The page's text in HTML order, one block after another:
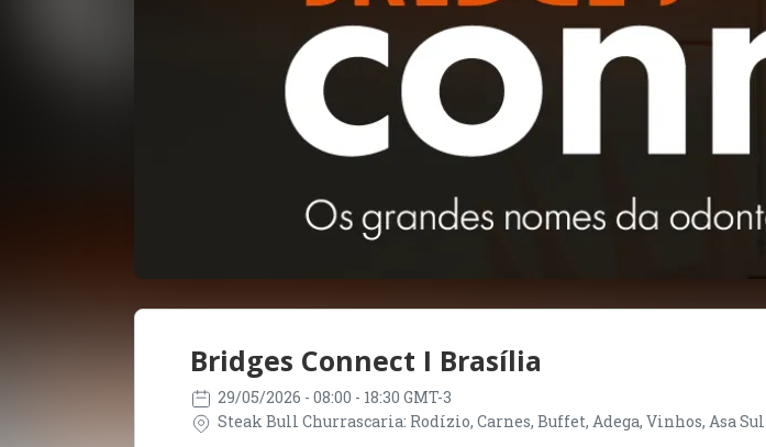
Bridges Connect I Brasília
29/05/2026 - 08:00 - 18:30 GMT-3
Steak Bull Churrascaria: Rodízio, Carnes, Buffet, Adega, Vinhos, Asa